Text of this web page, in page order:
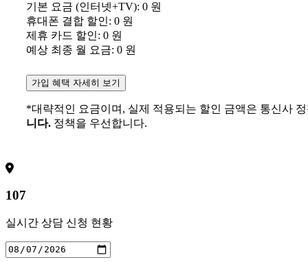
기본 요금 (인터넷+TV): 0 원
휴대폰 결합 할인: 0 원
제휴 카드 할인: 0 원
예상 최종 월 요금: 0 원
가입 혜택 자세히 보기
*대략적인 요금이며, 실제 적용되는 할인 금액은 통신사
니다. 정책을 우선합니다.
107
실시간 상담 신청 현황